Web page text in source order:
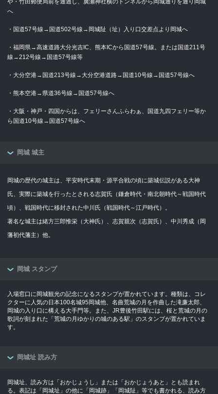
へ
・国道57号線→国道502号線→岡城阯（址）入り口交差点より岡城へ
・福岡県→高速道路大分光吉IC、熊本ICから国道57号線。または国道211号
線→212号線→国道57号線等
・大分空港→国道213号線→大分空港道路→国道10号線→国道57号線へ
・熊本空港→県道36号線→国道57号線へ
・大阪・神戸・四国からは、フェリーさんふらわぁ、国道九四フェリー等か
ら国道10号線→国道57号線へ
岡城 城主
岡城の歴代の城主は、平安時代末期・源平合戦の頃に築城伝説がある大神
氏、実際に築城を行ったとされる志賀氏（鎌倉時代・南北朝時代～戦国時代
頃）、戦国時代に移封された中川氏（戦国時代～江戸時代）。
著名な城主は緒方三郎惟栄（大神氏）、志賀親次（志賀氏）、中川秀成（岡
藩初代藩主）他。
岡城 スタンプ
入場窓口に岡城観光の記念になるスタンプが置かれています。種類は、コレ
クターに人気の日本100名城95岡城他、名曲荒城の月を作曲した滝廉太郎、
岡城の入り口に構える大手門等。また、JR豊後竹田駅には、桜と荒城の月の
歌詞が刻まれた「荒城の月ゆかりの城のある駅」のスタンプが置かれていま
す。
岡城址 読み方
岡城址、読み方は「おかじょうし」または「おかじょうあと」とも読まれ
る。表記は「岡城址」の他に「岡城跡」「岡城阯」等でも書かれる、読み方